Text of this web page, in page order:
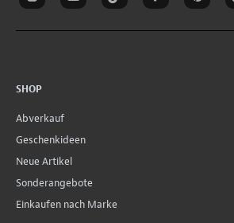
SHOP
Abverkauf
Geschenkideen
Neue Artikel
Sonderangebote
Einkaufen nach Marke